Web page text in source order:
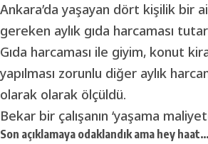
Ankara’da yaşayan dört kişilik bir
gereken aylık gıda harcaması
Gıda harcaması ile giyim, konut
yapılması zorunlu diğer aylık
olarak olarak ölçüldü.
Bekar bir çalışanın ‘yaşama
Son açıklamaya odaklandık ama hey haat…